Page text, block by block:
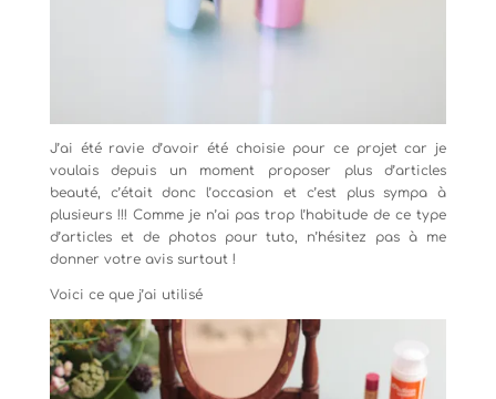
J’ai été ravie d’avoir été choisie pour ce projet car je
voulais depuis un moment proposer plus d’articles
beauté, c’était donc l’occasion et c’est plus sympa à
plusieurs !!! Comme je n’ai pas trop l’habitude de ce type
d’articles et de photos pour tuto, n’hésitez pas à me
donner votre avis surtout !
Voici ce que j’ai utilisé